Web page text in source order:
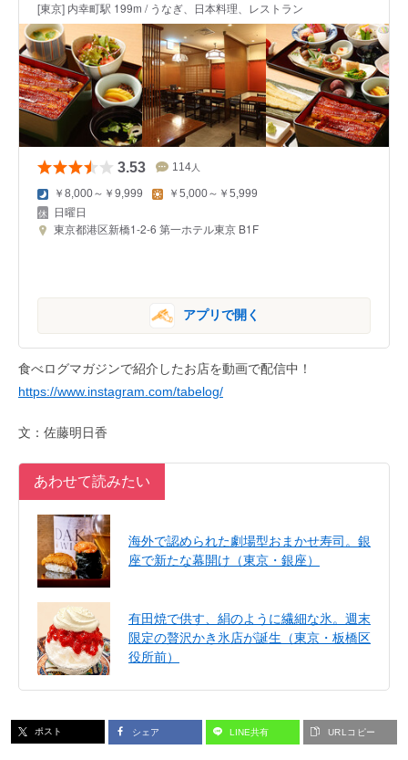
[東京] 内幸町駅 199m / うなぎ、日本料理、レストラン
3.53 114 人
￥8,000～￥9,999 ￥5,000～￥5,999
日曜日
東京都港区新橋1-2-6 第一ホテル東京 B1F
アプリで開く
食べログマガジンで紹介したお店を動画で配信中！
https://www.instagram.com/tabelog/
文：佐藤明日香
あわせて読みたい
海外で認められた劇場型おまかせ寿司。銀
座で新たな幕開け（東京・銀座）
有田焼で供す、絹のように繊細な氷。週末
限定の贅沢かき氷店が誕生（東京・板橋区
役所前）
ポスト シェア LINE共有 URLコピー